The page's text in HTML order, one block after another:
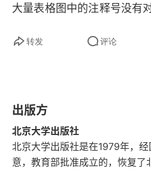
四 结语
第四章 大同句律形成过程及
变化之关系
大量表格图中的注释号没有
转发 评论
出版方
北京大学出版社
北京大学出版社是在1979年，
意，教育部批准成立的，恢复了